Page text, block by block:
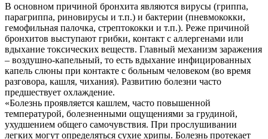
В основном причиной бронхита являются вирусы (гриппа,
парагриппа, риновирусы и т.п.) и бактерии (пневмококки,
гемофильная палочка, стрептококки и т.п.). Реже причиной
бронхитов выступают грибки, контакт с аллергенами или
вдыхание токсических веществ. Главный механизм заражения
– воздушно-капельный, то есть вдыхание инфицированных
капель слюны при контакте с больным человеком (во время
разговора, кашля, чихания). Развитию болезни часто
предшествует охлаждение.
«Болезнь проявляется кашлем, часто повышенной
температурой, болезненными ощущениями за грудиной,
ухудшением общего самочувствия. При прослушивании
легких могут определяться сухие хрипы. Болезнь протекает